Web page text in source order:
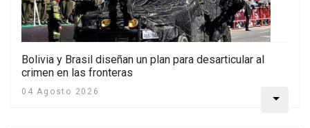
Bolivia y Brasil diseñan un plan para desarticular al
crimen en las fronteras
04 Agosto 2026